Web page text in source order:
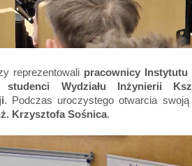
reprezentowali pracownicy Instytutu
studenci Wydziału Inżynierii
. Podczas uroczystego otwarcia
Krzysztofa Sośnica.